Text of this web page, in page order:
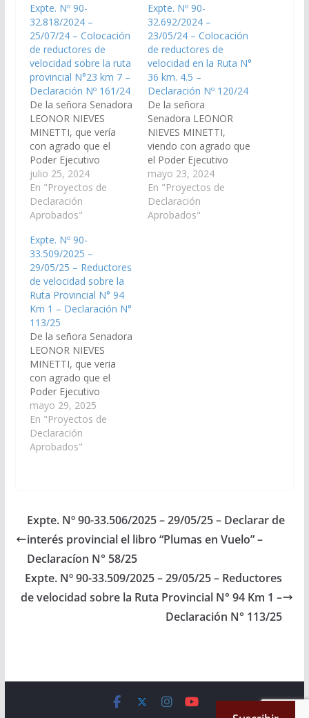
Expte. Nº 90-
32.818/2024 –
25/07/24 – Colocación
de reductores de
velocidad sobre la ruta
provincial N°23 km 7 –
Declaración Nº 161/24
De la señora Senadora
LEONOR NIEVES
MINETTI, que vería
con agrado que el
Poder Ejecutivo
Provincial, a través de
la Dirección de Vialidad
de la Provincia, arbitre
los medios necesarios
reductores de
velocidad sobre la ruta
Provincial N°23 km 7
en inmediaciones del
colegio Secundario
Rural…
julio 25, 2024
En "Proyectos de
Declaración
Aprobados"
Expte. Nº 90-
32.692/2024 –
23/05/24 – Colocación
de reductores de
velocidad en la Ruta N°
36 km. 4.5 –
Declaración Nº 120/24
De la señora
Senadora LEONOR
NIEVES MINETTI,
viendo con agrado que
el Poder Ejecutivo
Provincial, a través de
la Dirección de Vialidad
de la Provincia, arbitre
los medios necesarios
mayo 23, 2024
En "Proyectos de
Declaración
Aprobados"
Expte. Nº 90-
33.509/2025 –
29/05/25 – Reductores
de velocidad sobre la
Ruta Provincial N° 94
Km 1 – Declaración N°
113/25
De la señora Senadora
LEONOR NIEVES
MINETTI, que veria
con agrado que el
Poder Ejecutivo
Provincial, a través de
la Dirección de Vialidad
de Salta disponga las
medidas y recursos
Ruta Provincial N° 94
Km 1, en
inmediaciones de la…
mayo 29, 2025
En "Proyectos de
Declaración
Aprobados"
Expte. Nº 90-33.506/2025 – 29/05/25 – Declarar de
interés provincial el libro “Plumas en Vuelo” –
Declaracíon N° 58/25
Expte. Nº 90-33.509/2025 – 29/05/25 – Reductores
de velocidad sobre la Ruta Provincial N° 94 Km 1 –
Declaración N° 113/25